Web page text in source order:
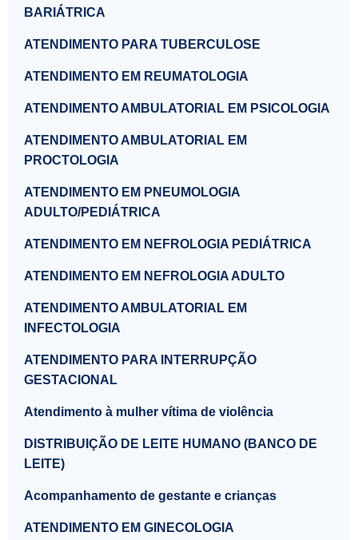
BARIÁTRICA
ATENDIMENTO PARA TUBERCULOSE
ATENDIMENTO EM REUMATOLOGIA
ATENDIMENTO AMBULATORIAL EM PSICOLOGIA
ATENDIMENTO AMBULATORIAL EM
PROCTOLOGIA
ATENDIMENTO EM PNEUMOLOGIA
ADULTO/PEDIÁTRICA
ATENDIMENTO EM NEFROLOGIA PEDIÁTRICA
ATENDIMENTO EM NEFROLOGIA ADULTO
ATENDIMENTO AMBULATORIAL EM
INFECTOLOGIA
ATENDIMENTO PARA INTERRUPÇÃO
GESTACIONAL
Atendimento à mulher vítima de violência
DISTRIBUIÇÃO DE LEITE HUMANO (BANCO DE
LEITE)
Acompanhamento de gestante e crianças
ATENDIMENTO EM GINECOLOGIA